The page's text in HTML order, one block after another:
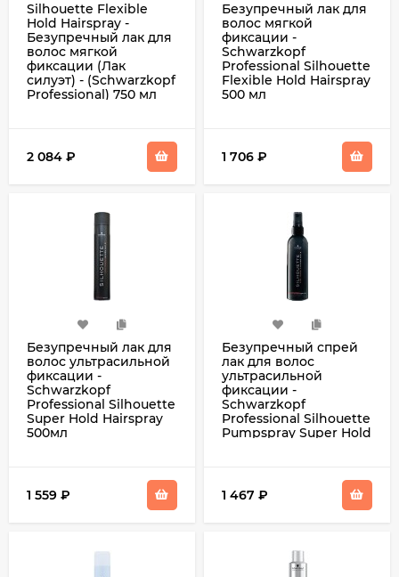
Silhouette Flexible
Hold Hairspray -
Безупречный лак для
волос мягкой
фиксации (Лак
силуэт) - (Schwarzkopf
Professional) 750 мл
2 084 ₽
Безупречный лак для
волос мягкой
фиксации -
Schwarzkopf
Professional Silhouette
Flexible Hold Hairspray
500 мл
1 706 ₽
Безупречный лак для
волос ультрасильной
фиксации -
Schwarzkopf
Professional Silhouette
Super Hold Hairspray
500мл
1 559 ₽
Безупречный спрей
лак для волос
ультрасильной
фиксации -
Schwarzkopf
Professional Silhouette
Pumpspray Super Hold
1 467 ₽